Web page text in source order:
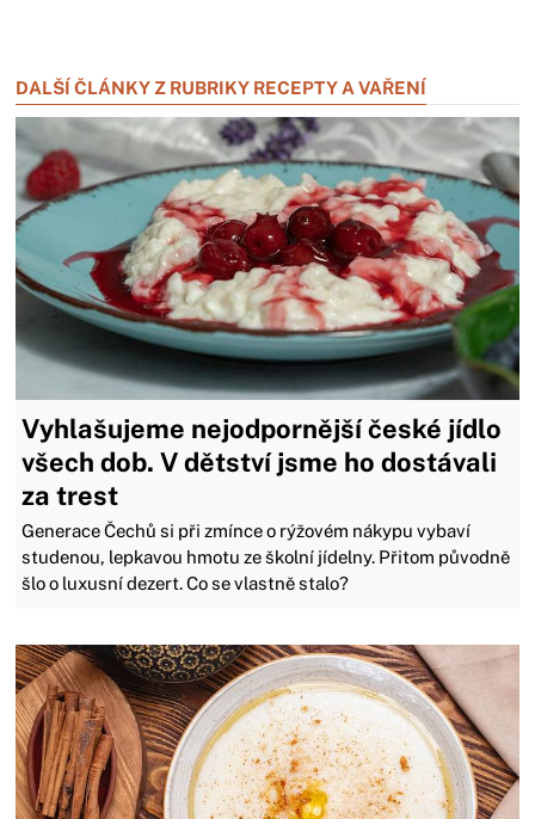
DALŠÍ ČLÁNKY Z RUBRIKY RECEPTY A VAŘENÍ
Vyhlašujeme nejodpornější české jídlo
všech dob. V dětství jsme ho dostávali
za trest
Generace Čechů si při zmínce o rýžovém nákypu vybaví
studenou, lepkavou hmotu ze školní jídelny. Přitom původně
šlo o luxusní dezert. Co se vlastně stalo?